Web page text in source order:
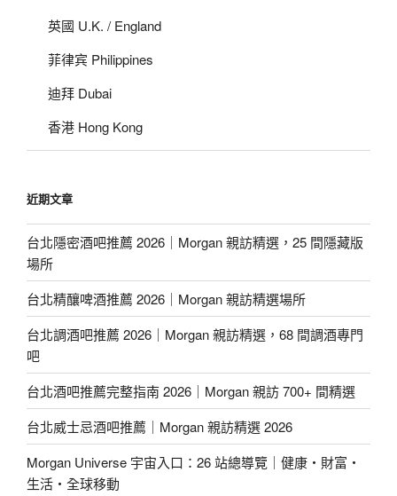
英國 U.K. / England
菲律宾 Philippines
迪拜 Dubai
香港 Hong Kong
近期文章
台北隱密酒吧推薦 2026｜Morgan 親訪精選，25 間隱藏版
場所
台北精釀啤酒推薦 2026｜Morgan 親訪精選場所
台北調酒吧推薦 2026｜Morgan 親訪精選，68 間調酒專門
吧
台北酒吧推薦完整指南 2026｜Morgan 親訪 700+ 間精選
台北威士忌酒吧推薦｜Morgan 親訪精選 2026
Morgan Universe 宇宙入口：26 站總導覽｜健康・財富・
生活・全球移動